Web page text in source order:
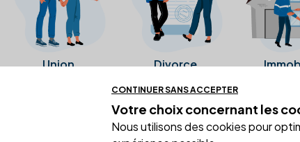
Union Divorce
Ces avis proviennent
CONTINUER SANS ACCEPTER
Votre choix concernant les
Nous utilisons des cookies pour